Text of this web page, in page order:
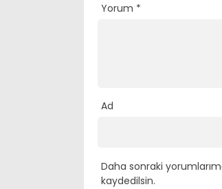
Yorum *
Ad
Daha sonraki
kaydedilsin.